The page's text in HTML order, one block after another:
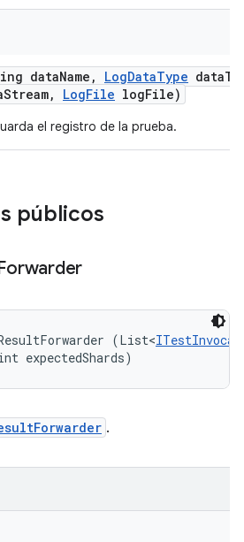
dataName , LogDataType data
Stream, LogFile logFile)
el registro de la prueba.
públicos
(List<
expectedShards)
.